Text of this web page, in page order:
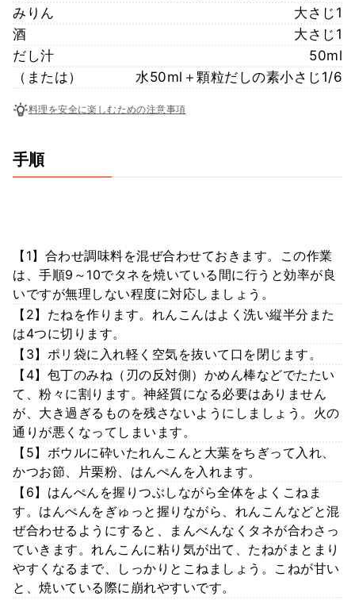
みりん
大さじ1
酒
大さじ1
だし汁
50ml
（または）
水50ml＋顆粒だしの素小さじ1/6
料理を安全に楽しむための注意事項
手順
【1】合わせ調味料を混ぜ合わせておきます。この作業
は、手順9～10でタネを焼いている間に行うと効率が良
いですが無理しない程度に対応しましょう。
【2】たねを作ります。れんこんはよく洗い縦半分また
は4つに切ります。
【3】ポリ袋に入れ軽く空気を抜いて口を閉じます。
【4】包丁のみね（刃の反対側）かめん棒などでたたい
て、粉々に割ります。神経質になる必要はありません
が、大き過ぎるものを残さないようにしましょう。火の
通りが悪くなってしまいます。
【5】ボウルに砕いたれんこんと大葉をちぎって入れ、
かつお節、片栗粉、はんぺんを入れます。
【6】はんぺんを握りつぶしながら全体をよくこねま
す。はんぺんをぎゅっと握りながら、れんこんなどと混
ぜ合わせるようにすると、まんべんなくタネが合わさっ
ていきます。れんこんに粘り気が出て、たねがまとまり
やすくなるまで、しっかりとこねましょう。こねが甘い
と、焼いている際に崩れやすいです。